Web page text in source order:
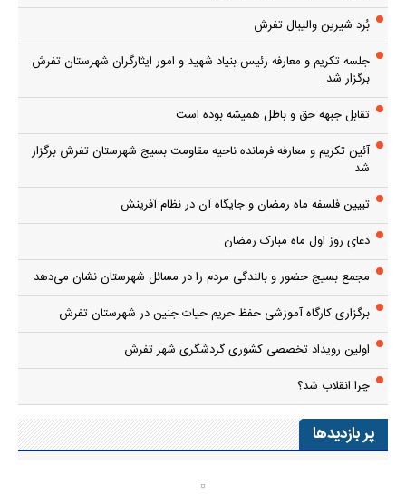
بُرد شیرین والیبال تفرش
جلسه تکریم و معارفه رئیس بنیاد شهید و امور ایثارگران شهرستان تفرش
برگزار شد.
تقابل جبهه حق و باطل همیشه بوده است
آئین تکریم و معارفه فرمانده ناحیه مقاومت بسیج شهرستان تفرش برگزار
شد
تبیین فلسفه ماه رمضان و جایگاه آن در نظام آفرینش
دعای روز اول ماه مبارک رمضان
مجمع بسیج حضور و بالندگی مردم را در مسائل شهرستان نشان می‌دهد
برگزاری کارگاه آموزشی حفظ حریم حیات جنین در شهرستان تفرش
اولین رویداد تخصصی کشوری گردشگری شهر تفرش
چرا انقلاب شد؟
پر بازدیدها